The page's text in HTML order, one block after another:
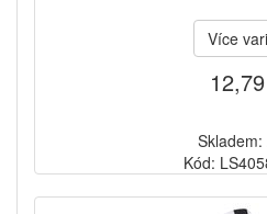
Více
Skladem:
Kód: